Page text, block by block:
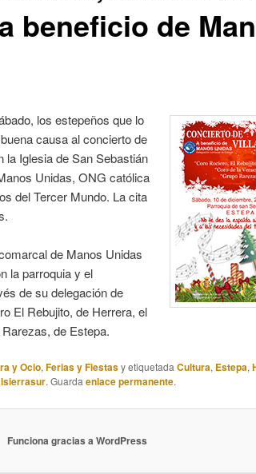
beneficio de
los estepeños que lo
causa al concierto de
la Iglesia de San Sebastián
Unidas, ONG católica
del Tercer Mundo. La cita
de Manos Unidas
la parroquia y el
de su delegación de
El Rebujito, de Herrera, el
de Estepa.
y Ocio,Ferias y Fiestasy etiquetadaCultura, Estepa,
. Guardaenlace permanente.
Funciona gracias a WordPress